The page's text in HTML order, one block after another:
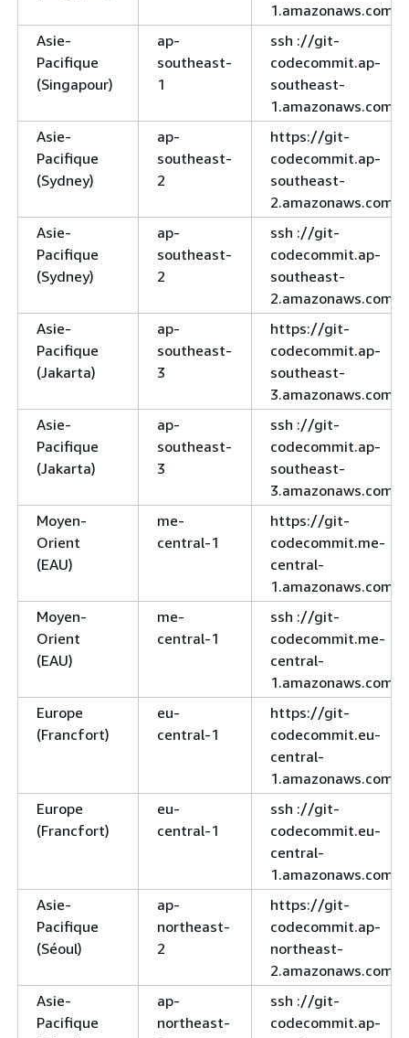
1.amazonaws.com
Asie-
Pacifique
(Singapour)
ap-
southeast-
1
ssh ://git-
codecommit.ap-
southeast-
1.amazonaws.com
Asie-
Pacifique
(Sydney)
ap-
southeast-
2
https://git-
codecommit.ap-
southeast-
2.amazonaws.com
Asie-
Pacifique
(Sydney)
ap-
southeast-
2
ssh ://git-
codecommit.ap-
southeast-
2.amazonaws.com
Asie-
Pacifique
(Jakarta)
ap-
southeast-
3
https://git-
codecommit.ap-
southeast-
3.amazonaws.com
Asie-
Pacifique
(Jakarta)
ap-
southeast-
3
ssh ://git-
codecommit.ap-
southeast-
3.amazonaws.com
Moyen-
Orient
(EAU)
me-
central-1
https://git-
codecommit.me-
central-
1.amazonaws.com
Moyen-
Orient
(EAU)
me-
central-1
ssh ://git-
codecommit.me-
central-
1.amazonaws.com
Europe
(Francfort)
eu-
central-1
https://git-
codecommit.eu-
central-
1.amazonaws.com
Europe
(Francfort)
eu-
central-1
ssh ://git-
codecommit.eu-
central-
1.amazonaws.com
Asie-
Pacifique
(Séoul)
ap-
northeast-
2
https://git-
codecommit.ap-
northeast-
2.amazonaws.com
Asie-
Pacifique
ap-
northeast-
ssh ://git-
codecommit.ap-